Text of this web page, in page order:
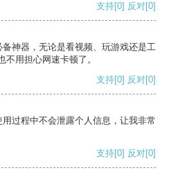
支持[0] 反对[0]
神器，无论是看视频、玩游戏还是工
用担心网速卡顿了。
支持[0] 反对[0]
过程中不会泄露个人信息，让我非常
支持[0] 反对[0]